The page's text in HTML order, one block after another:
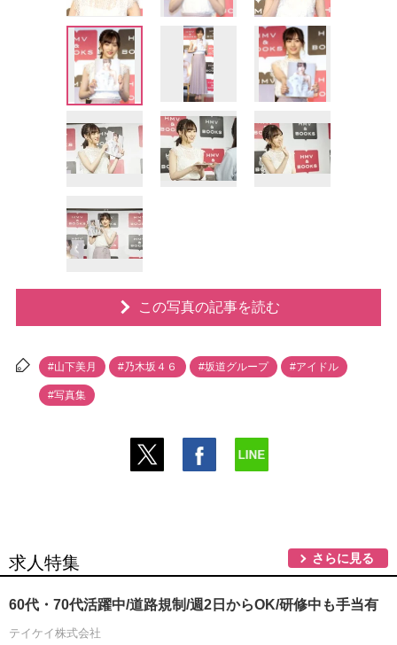
この写真の記事を読む
#山下美月 #乃木坂４６ #坂道グループ #アイドル
#写真集
求人特集 さらに見る
60代・70代活躍中/道路規制/週2日からOK/研修中も手当有
テイケイ株式会社